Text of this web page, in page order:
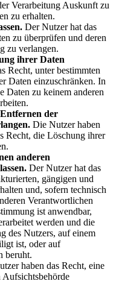
Verarbeitung Auskunft zu
zu erhalten.
Der Nutzer hat das
zu überprüfen und deren
zu verlangen.
ihrer Daten
Recht, unter bestimmten
Daten einzuschränken. In
Daten zu keinem anderen
der
Die Nutzer haben
Recht, die Löschung ihrer
anderen
Der Nutzer hat das
gängigen und
und, sofern technisch
Verantwortlichen
ist anwendbar,
werden und die
des Nutzers, auf einem
ist, oder auf
beruht.
haben das Recht, eine
Aufsichtsbehörde